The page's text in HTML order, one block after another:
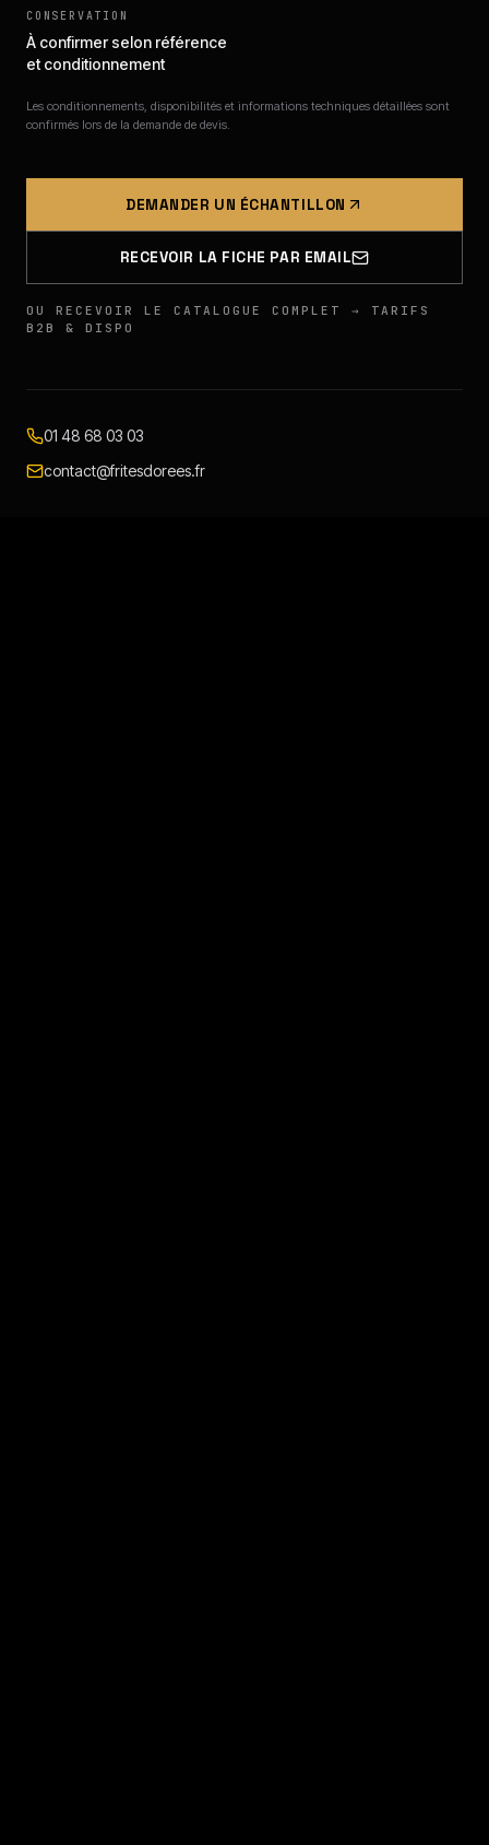
CONSERVATION
À confirmer selon référence
et conditionnement
Les conditionnements, disponibilités et informations techniques détaillées sont
confirmés lors de la demande de devis.
DEMANDER UN ÉCHANTILLON
RECEVOIR LA FICHE PAR EMAIL
OU RECEVOIR LE CATALOGUE COMPLET → TARIFS
B2B & DISPO
01 48 68 03 03
contact@fritesdorees.fr